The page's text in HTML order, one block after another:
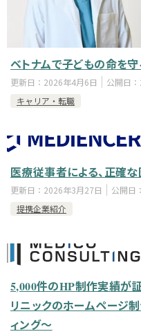
ベトナムで子どもの命を守
更新日： 2026年4月6日 公開日：
キャリア・転職
医療従事者による、正確
更新日： 2026年3月27日 公開日：
提携企業紹介
5,000件のHP制作実績が
リニックのホームページ
ィング～